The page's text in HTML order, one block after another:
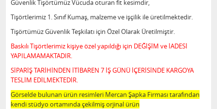
Güvenlik Tişörtümüz Vücuda oturan fit kesimdir,
Tişörtlerimiz 1. Sınıf Kumaş, malzeme ve işçilik ile üretilmektedir.
Tişörtümüz Güvenlik Teşkilatı için Özel Olarak Üretilmiştir.
Baskılı Tişörtlerimiz kişiye özel yapıldığı için DEĞİŞİM ve İADESİ
YAPILAMAMAKTADIR.
SİPARİŞ TARİHİNDEN İTİBAREN 7 İŞ GÜNÜ İÇERİSİNDE KARGOYA
TESLİM EDİLMEKTEDİR.
Görselde bulunan ürün resimleri Mercan Şapka Firması tarafından
kendi stüdyo ortamında çekilmiş orjinal ürün